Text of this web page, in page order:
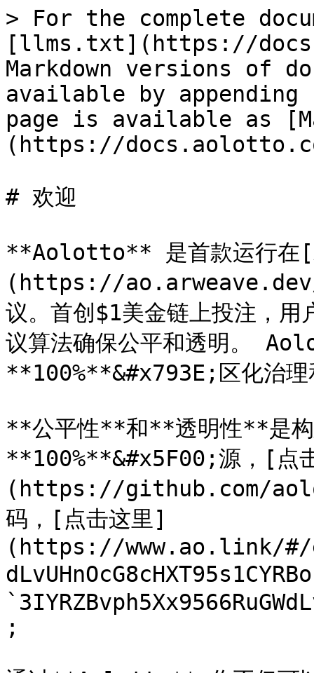
> For the complete
[llms.txt](https://
Markdown versions of
available by
page is available as
(https://
# 欢迎
**Aolotto** 是首款运行在
(https://ao.arweave.dev/
议。首创$1美金链上投注，用
议算法确保公平和透明。
**100%**&#x793E;区化治理
**公平性**和**透明性**是
**100%**&#x5F00;源，[点
(https://github.com/
码，[点击这里]
(https://www.ao.link/#/
;